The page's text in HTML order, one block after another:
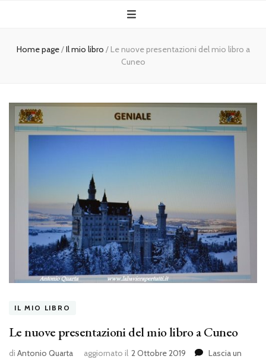
Home page/Il mio libro / Le nuove presentazioni del mio libro a
Cuneo
IL MIO LIBRO
Le nuove presentazioni del mio libro a Cuneo
di Antonio Quarta aggiornato il 2 Ottobre 2019
Lascia un